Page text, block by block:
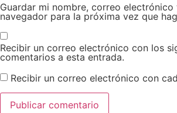
Guardar mi nombre, correo
navegador para la próxima vez que
Recibir un correo electrónico con los
comentarios a esta entrada.
Recibir un correo electrónico con